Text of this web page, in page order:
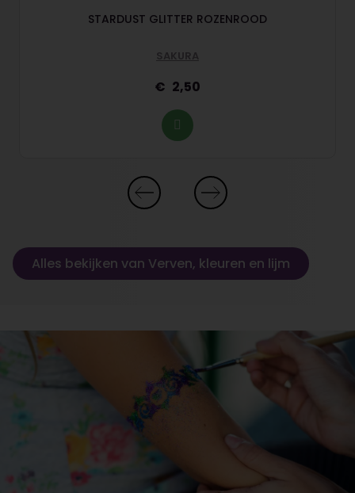
STARDUST GLITTER ROZENROOD
SAKURA
2,50
Alles bekijken van Verven, kleuren en lijm